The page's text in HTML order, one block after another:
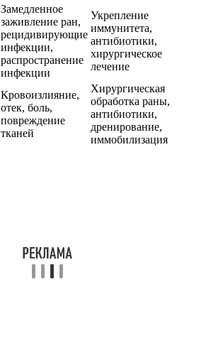
Замедленное
заживление ран,
рецидивирующие
инфекции,
распространение
инфекции
Укрепление
иммунитета,
антибиотики,
хирургическое
лечение
Кровоизлияние,
отек, боль,
повреждение
тканей
Хирургическая
обработка раны,
антибиотики,
дренирование,
иммобилизация